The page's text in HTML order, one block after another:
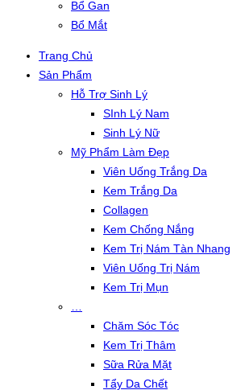
Bổ Gan
Bổ Mắt
Trang Chủ
Sản Phẩm
Hỗ Trợ Sinh Lý
SInh Lý Nam
Sinh Lý Nữ
Mỹ Phẩm Làm Đẹp
Viên Uống Trắng Da
Kem Trắng Da
Collagen
Kem Chống Nắng
Kem Trị Nám Tàn Nhang
Viên Uống Trị Nám
Kem Trị Mụn
Chăm Sóc Tóc
Kem Trị Thâm
Sữa Rửa Mặt
Tẩy Da Chết